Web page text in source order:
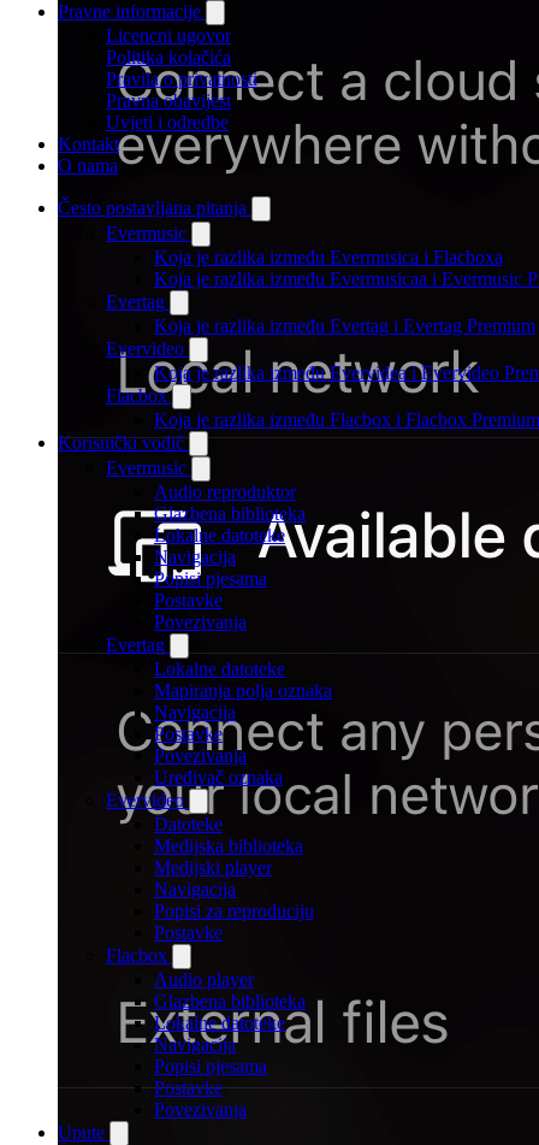
Pravne informacije
Licencni ugovor
Politika kolačića
Pravila o privatnosti
Pravna obavijest
Uvjeti i odredbe
Kontakt
O nama
Često postavljana pitanja
Evermusic
Koja je razlika između Evermusica i Flacboxa
Koja je razlika između Evermusicaa i Evermusic
Evertag
Koja je razlika između Evertag i Evertag Premium
Evervideo
Koja je razlika između Evervidea i Evervideo
Flacbox
Koja je razlika između Flacbox i Flacbox
Korisnički vodič
Evermusic
Audio reproduktor
Glazbena biblioteka
Lokalne datoteke
Navigacija
Popisi pjesama
Postavke
Povezivanja
Evertag
Lokalne datoteke
Mapiranja polja oznaka
Navigacija
Postavke
Povezivanja
Uređivač oznaka
Evervideo
Datoteke
Medijska biblioteka
Medijski player
Navigacija
Popisi za reproduciju
Postavke
Flacbox
Audio player
Glazbena biblioteka
Lokalne datoteke
Navigacija
Popisi pjesama
Postavke
Povezivanja
Upute